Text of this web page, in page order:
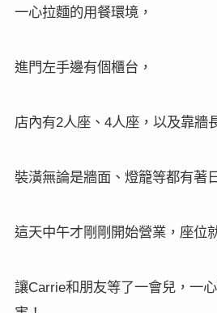
一心拉麵的用餐環境，
進門左手邊有個櫃台，
店內有2人座、 4人座，以及靠牆
裝潢無論是牆面、燈籠等都有著
這天中午才剛剛開始營業，座位
讓Carrie和朋友等了一會兒，一